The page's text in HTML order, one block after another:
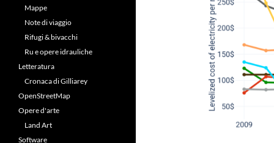
Mappe
Note di viaggio
Rifugi & bivacchi
Ru e opere idrauliche
Letteratura
Cronaca di Gilliarey
OpenStreetMap
Opere d'arte
Land Art
Software